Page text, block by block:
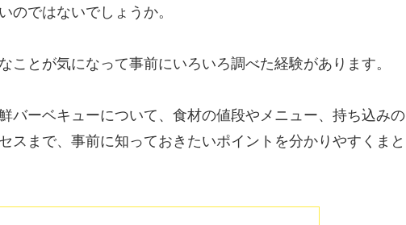
のではないでしょうか。
ことが気になって事前にいろいろ調べた経験があります。
バーベキューについて、食材の値段やメニュー、持ち込みの
スまで、事前に知っておきたいポイントを分かりやすくまと